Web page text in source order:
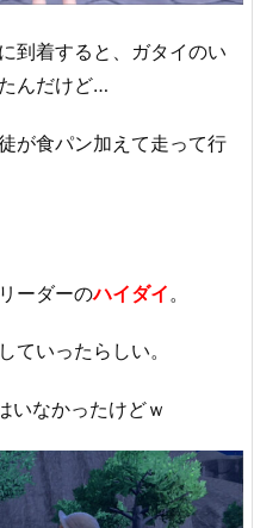
到着すると、ガタイのい
んだけど…
が食パン加えて走って行
ーダーのハイダイ 。
ていったらしい。
いなかったけどｗ